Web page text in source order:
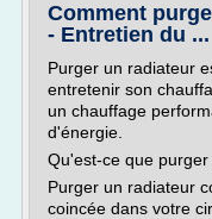
Comment
- Entretien du ...
Purger un radiateur
entretenir son
un chauffage
d'énergie.
Qu'est-ce que
Purger un radiateur
coincée dans votre